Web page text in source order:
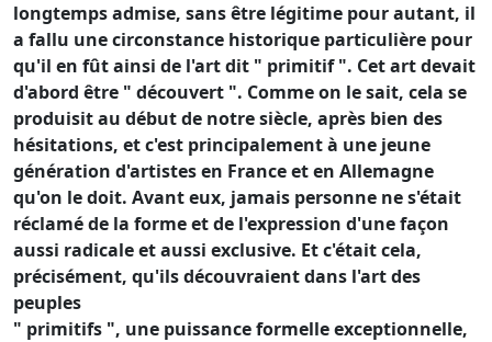
longtemps admise, sans être légitime pour autant, il
a fallu une circonstance historique particulière pour
qu'il en fût ainsi de l'art dit " primitif ". Cet art devait
d'abord être " découvert ". Comme on le sait, cela se
produisit au début de notre siècle, après bien des
hésitations, et c'est principalement à une jeune
génération d'artistes en France et en Allemagne
qu'on le doit. Avant eux, jamais personne ne s'était
réclamé de la forme et de l'expression d'une façon
aussi radicale et aussi exclusive. Et c'était cela,
précisément, qu'ils découvraient dans l'art des
peuples
" primitifs ", une puissance formelle exceptionnelle,